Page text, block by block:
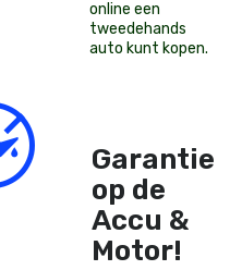
online een
tweedehands
auto kunt kopen.
Garantie
op de
Accu &
Motor!